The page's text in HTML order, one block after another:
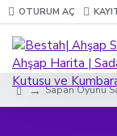
OTURUM AÇ
Sapan Oyunu